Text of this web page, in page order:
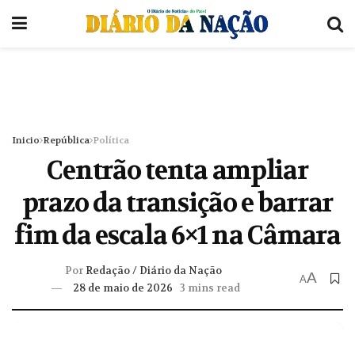
Inicio República Política
Centrão tenta ampliar
prazo da transição e barrar
fim da escala 6×1 na Câmara
Por Redação / Diário da Nação
28 de maio de 2026 3 mins read
AA